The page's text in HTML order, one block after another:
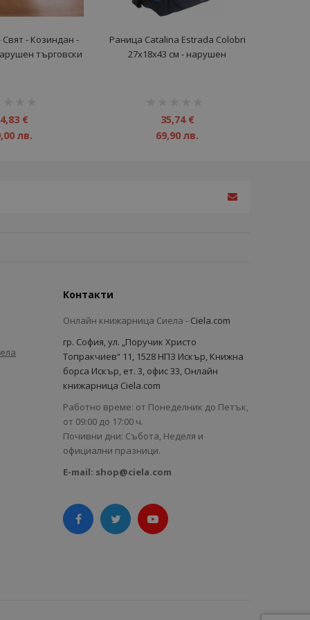
- Козиндан -
търговски
€
лв.
Раница Catalina Estrada Colobri
27x18x43 см - нарушен
35,74 €
69,90 лв.
Контакти
Онлайн книжарница Сиела - Ciela.com
гр. София, ул. „Поручик Христо
Топракчиев“ 11, 1528 НПЗ Искър, Книжна
борса Искър, ет. 3, офис 33, Онлайн
книжарница Ciela.com
Работно време: от Понеделник до Петък,
от 09:00 до 17:00 ч.
Почивни дни: Събота, Неделя и
официални празници.
E-mail: shop@ciela.com